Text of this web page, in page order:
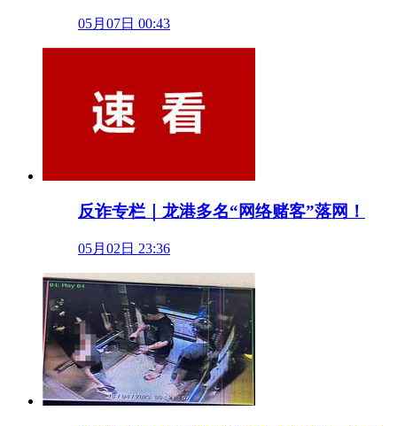
05月07日 00:43
反诈专栏｜龙港多名“网络赌客”落网！
05月02日 23:36